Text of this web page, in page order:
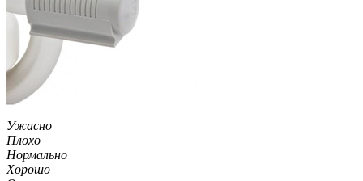
Ужасно
Плохо
Нормально
Хорошо